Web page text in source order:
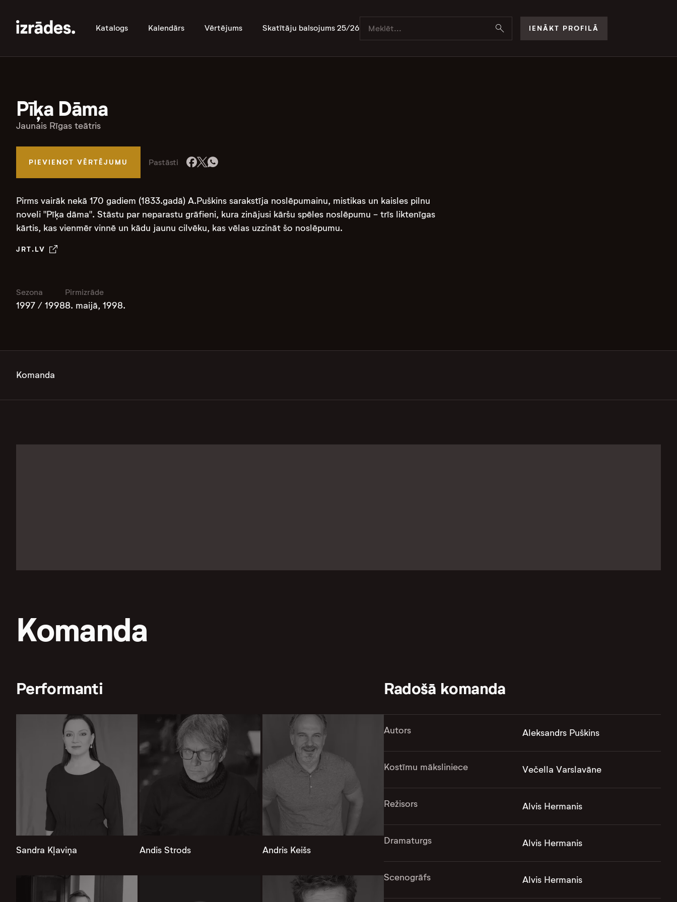
Katalogs Kalendārs Vērtējums Skatītāju balsojums 25/26 IENĀKT PROFILĀ
Pīķa Dāma
Jaunais Rīgas teātris
PIEVIENOT VĒRTĒJUMU Pastāsti
Pirms vairāk nekā 170 gadiem (1833.gadā) A.Puškins sarakstīja noslēpumainu, mistikas un kaisles pilnu
noveli "Pīķa dāma". Stāstu par neparastu grāfieni, kura zinājusi kāršu spēles noslēpumu - trīs liktenīgas
kārtis, kas vienmēr vinnē un kādu jaunu cilvēku, kas vēlas uzzināt šo noslēpumu.
JRT.LV
Sezona
1997 / 1998
Pirmizrāde
8. maijā, 1998.
Komanda
Komanda
Performanti
Sandra Kļaviņa Andis Strods Andris Keišs
Radošā komanda
Autors Aleksandrs Puškins
Kostīmu māksliniece Večella Varslavāne
Režisors Alvis Hermanis
Dramaturgs Alvis Hermanis
Scenogrāfs Alvis Hermanis